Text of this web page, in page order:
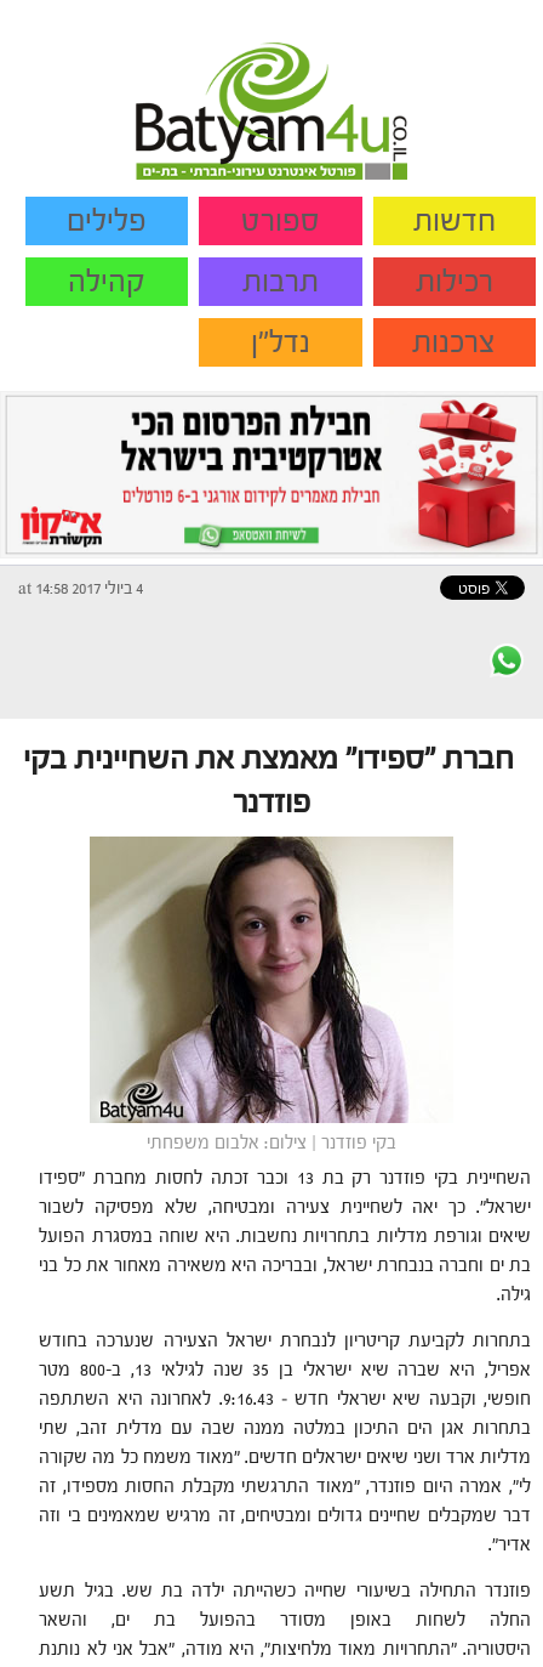
חדשות ספורט
פלילים
רכילות
תרבות
קהילה
צרכנות
נדל"ן
4 ביולי 2017 at 14:58
חברת "ספידו" מאמצת את השחיינית בקי
פוזדנר
בקי פוזדנר | צילום: אלבום משפחתי
השחיינית בקי פוזדנר רק בת 13 וכבר זכתה לחסות מחברת "ספידו
ישראל". כך יאה לשחיינית צעירה ומבטיחה, שלא מפסיקה לשבור
שיאים וגורפת מדליות בתחרויות נחשבות. היא שוחה במסגרת הפועל
בת ים וחברה בנבחרת ישראל, ובבריכה היא משאירה מאחור את כל בני
גילה.
בתחרות לקביעת קריטריון לנבחרת ישראל הצעירה שנערכה בחודש
אפריל, היא שברה שיא ישראלי בן 35 שנה לגילאי 13, ב-800 מטר
חופשי, וקבעה שיא ישראלי חדש – 9:16.43. לאחרונה היא השתתפה
בתחרות אגן הים התיכון במלטה ממנה שבה עם מדלית זהב, שתי
מדליות ארד ושני שיאים ישראלים חדשים. "מאוד משמח כל מה שקורה
לי", אמרה היום פוזנדר, "מאוד התרגשתי מקבלת החסות מספידו, זה
דבר שמקבלים שחיינים גדולים ומבטיחים, זה מרגיש שמאמינים בי וזה
אדיר".
פוזנדר התחילה בשיעורי שחייה כשהייתה ילדה בת שש. בגיל תשע
החלה לשחות באופן מסודר בהפועל בת ים, והשאר
היסטוריה. "התחרויות מאוד מלחיצות", היא מודה, "אבל אני לא נותנת